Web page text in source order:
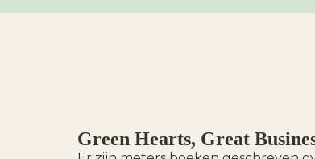
Green Hearts, Great